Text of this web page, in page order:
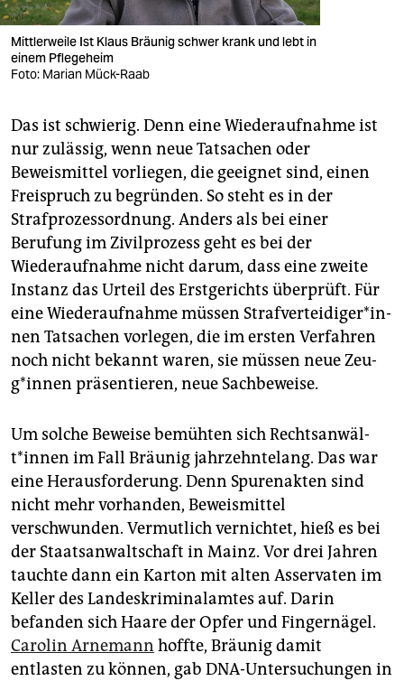
Mittlerweile Ist Klaus Bräunig schwer krank und lebt in
einem Pflegeheim
Foto: Marian Mück-Raab
Das ist schwierig. Denn eine Wiederaufnahme ist
nur zulässig, wenn neue Tatsachen oder
Beweismittel vorliegen, die geeignet sind, einen
Freispruch zu begründen. So steht es in der
Strafprozessordnung. Anders als bei einer
Berufung im Zivilprozess geht es bei der
Wiederaufnahme nicht darum, dass eine zweite
Instanz das Urteil des Erstgerichts überprüft. Für
eine Wiederaufnahme müssen Straf­ver­tei­di­ge­r*in­
nen Tatsachen vorlegen, die im ersten Verfahren
noch nicht bekannt waren, sie müssen neue Zeu­
g*in­nen präsentieren, neue Sachbeweise.
Um solche Beweise bemühten sich Rechts­an­wäl­
t*in­nen im Fall Bräunig jahrzehntelang. Das war
eine Herausforderung. Denn Spurenakten sind
nicht mehr vorhanden, Beweismittel
verschwunden. Vermutlich vernichtet, hieß es bei
der Staatsanwaltschaft in Mainz. Vor drei Jahren
tauchte dann ein Karton mit alten Asservaten im
Keller des Landeskriminalamtes auf. Darin
befanden sich Haare der Opfer und Fingernägel.
Carolin Arnemann hoffte, Bräunig damit
entlasten zu können, gab DNA-Untersuchungen in